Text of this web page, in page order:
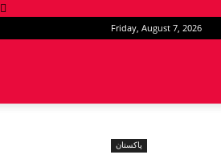
Friday, August 7, 2026
پاکستان